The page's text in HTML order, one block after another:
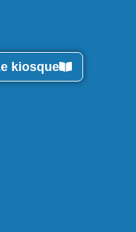
kiosque